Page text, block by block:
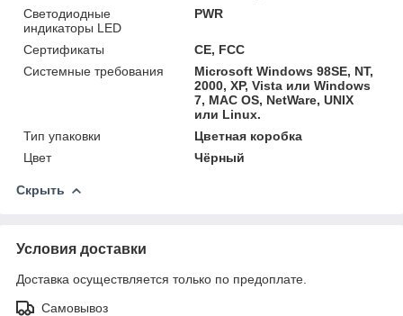
Светодиодные
индикаторы LED
PWR
Сертификаты
СЕ, FCC
Системные требования
Microsoft Windows 98SE, NT,
2000, XP, Vista или Windows
7, MAC OS, NetWare, UNIX
или Linux.
Тип упаковки
Цветная коробка
Цвет
Чёрный
Скрыть
Условия доставки
Доставка осуществляется только по предоплате.
Самовывоз